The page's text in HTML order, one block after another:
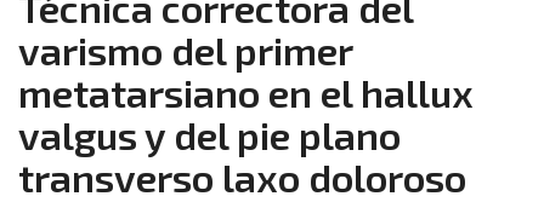
varismo del primer
metatarsiano en el hallux
valgus y del pie plano
transverso laxo doloroso